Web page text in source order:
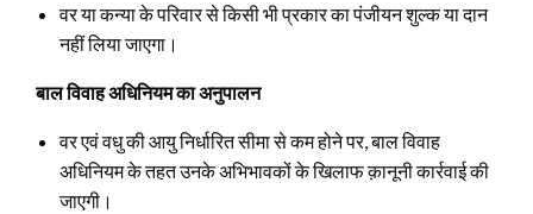
वर या कन्या के परिवार से किसी भी प्रकार का पंजीयन शुल्क या दान
नहीं लिया जाएगा।
बाल विवाह अधिनियम का अनुपालन
वर एवं वधु की आयु निर्धारित सीमा से कम होने पर, बाल विवाह
अधिनियम के तहत उनके अभिभावकों के खिलाफ क़ानूनी कार्रवाई की
जाएगी।